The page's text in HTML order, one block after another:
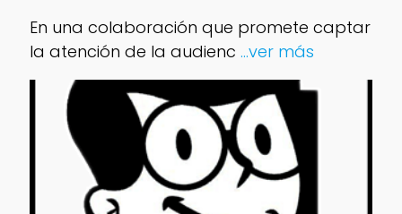
En una colaboración que promete captar
la atención de la audienc ...ver más